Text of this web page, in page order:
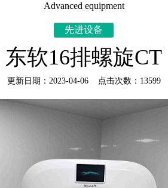
Advanced equipment
先进设备
东软16排螺旋CT
更新日期：2023-04-06 点击次数：13599